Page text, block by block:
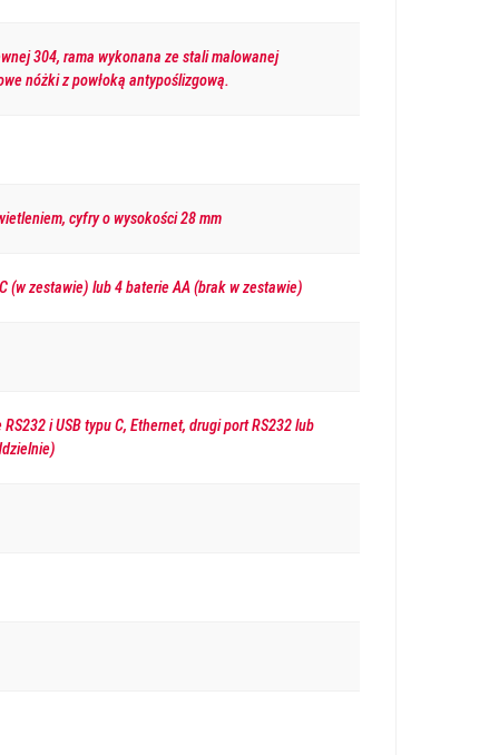
304, rama wykonana ze stali malowanej
nóżki z powłoką antypoślizgową.
cyfry o wysokości 28 mm
(w zestawie) lub 4 baterie AA (brak w zestawie)
i USB typu C, Ethernet, drugi port RS232 lub